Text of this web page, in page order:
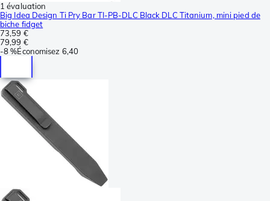
1 évaluation
Big Idea Design Ti Pry Bar TI-PB-DLC Black DLC Titanium, mini pied de
biche fidget
73,59 €
79,99 €
-8 %Économisez 6,40